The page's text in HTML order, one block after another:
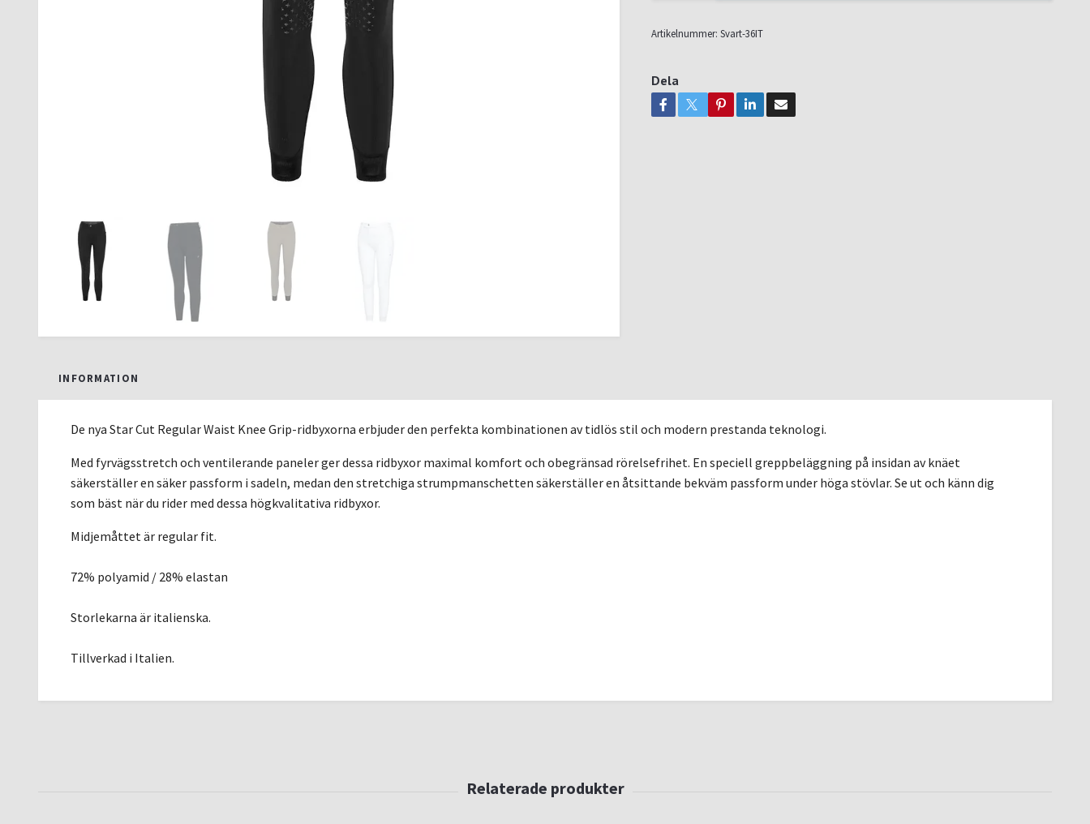
Artikelnummer: Svart-36IT
Dela
INFORMATION
De nya Star Cut Regular Waist Knee Grip-ridbyxorna erbjuder den perfekta kombinationen av tidlös stil och modern prestanda teknologi.
Med fyrvägsstretch och ventilerande paneler ger dessa ridbyxor maximal komfort och obegränsad rörelsefrihet. En speciell greppbeläggning på insidan av knäet
säkerställer en säker passform i sadeln, medan den stretchiga strumpmanschetten säkerställer en åtsittande bekväm passform under höga stövlar. Se ut och känn dig
som bäst när du rider med dessa högkvalitativa ridbyxor.
Midjemåttet är regular fit.
72% polyamid / 28% elastan
Storlekarna är italienska.
Tillverkad i Italien.